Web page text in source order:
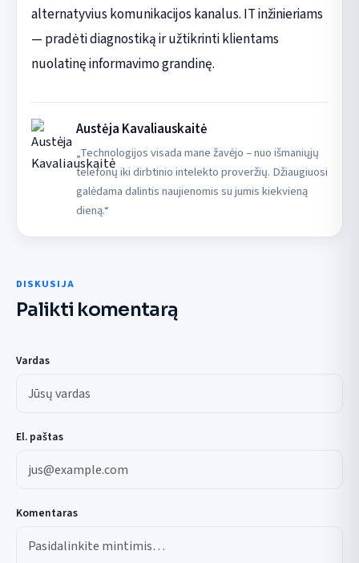
alternatyvius komunikacijos kanalus. IT inžinieriams
— pradėti diagnostiką ir užtikrinti klientams
nuolatinę informavimo grandinę.
Austėja Kavaliauskaitė
„Technologijos visada mane žavėjo – nuo išmaniųjų
telefonų iki dirbtinio intelekto proveržių. Džiaugiuosi
galėdama dalintis naujienomis su jumis kiekvieną
dieną.“
DISKUSIJA
Palikti komentarą
Vardas
El. paštas
Komentaras